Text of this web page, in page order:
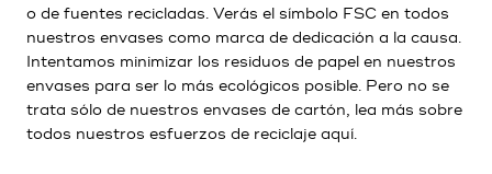
o de fuentes recicladas. Verás el símbolo FSC en todos
nuestros envases como marca de dedicación a la causa.
Intentamos minimizar los residuos de papel en nuestros
envases para ser lo más ecológicos posible. Pero no se
trata sólo de nuestros envases de cartón, lea más sobre
todos nuestros esfuerzos de reciclaje aquí.